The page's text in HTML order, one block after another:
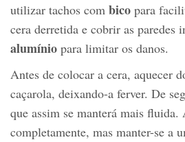
utilizar tachos com bico para
cera derretida e cobrir as paredes
alumínio para limitar os danos.
Antes de colocar a cera, aquecer
caçarola, deixando-a ferver. De
que assim se manterá mais fluida.
completamente, mas manter-se a